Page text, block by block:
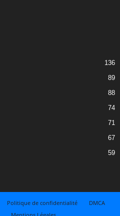
136
89
88
74
71
67
59
Politique de confidentialité
DMCA